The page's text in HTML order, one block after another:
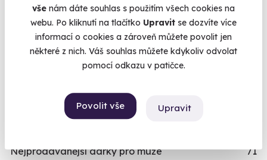
vše nám dáte souhlas s použitím všech cookies na
webu. Po kliknutí na tlačítko Upravit se dozvíte více
informací o cookies a zároveň můžete povolit jen
některé z nich. Váš souhlas můžete kdykoliv odvolat
pomocí odkazu v patičce.
Povolit vše Upravit
Exkluzivně u Zážitky.cz
PRO KOHO
Dárky pro muže
Dárky pro dva
Skupinové zážitky
Nejprodávanější dárky pro muže
71